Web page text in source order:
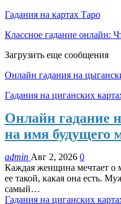
Гадания на картах Таро
Классное гадание онлайн:
Загрузить еще сообщения
Онлайн гадания на
Гадания на циганских
Онлайн гадание
на имя будущего
admin Авг 2, 2026 0
Каждая женщина мечтает о
ее такой, какая она есть.
самый…
Гадания на циганских